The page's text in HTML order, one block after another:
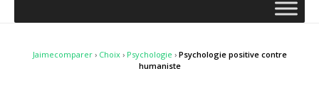
Jaimecomparer› Choix› Psychologie › Psychologie positive contre
humaniste